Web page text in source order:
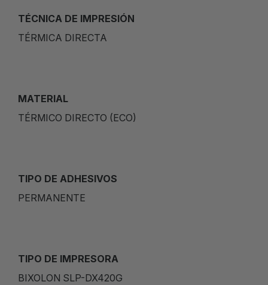
TÉCNICA DE IMPRESIÓN
TÉRMICA DIRECTA
MATERIAL
TÉRMICO DIRECTO (ECO)
TIPO DE ADHESIVOS
PERMANENTE
TIPO DE IMPRESORA
BIXOLON SLP-DX420G